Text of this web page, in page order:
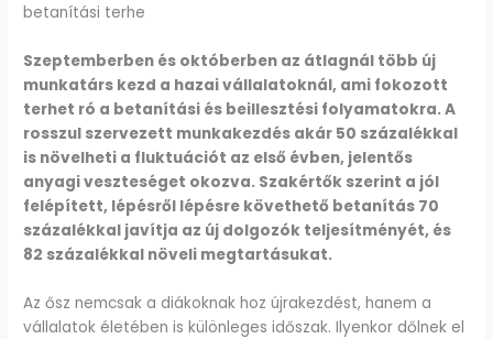
betanítási terhe
Szeptemberben és októberben az átlagnál több új
munkatárs kezd a hazai vállalatoknál, ami fokozott
terhet ró a betanítási és beillesztési folyamatokra. A
rosszul szervezett munkakezdés akár 50 százalékkal
is növelheti a fluktuációt az első évben, jelentős
anyagi veszteséget okozva. Szakértők szerint a jól
felépített, lépésről lépésre követhető betanítás 70
százalékkal javítja az új dolgozók teljesítményét, és
82 százalékkal növeli megtartásukat.
Az ősz nemcsak a diákoknak hoz újrakezdést, hanem a
vállalatok életében is különleges időszak. Ilyenkor dőlnek el